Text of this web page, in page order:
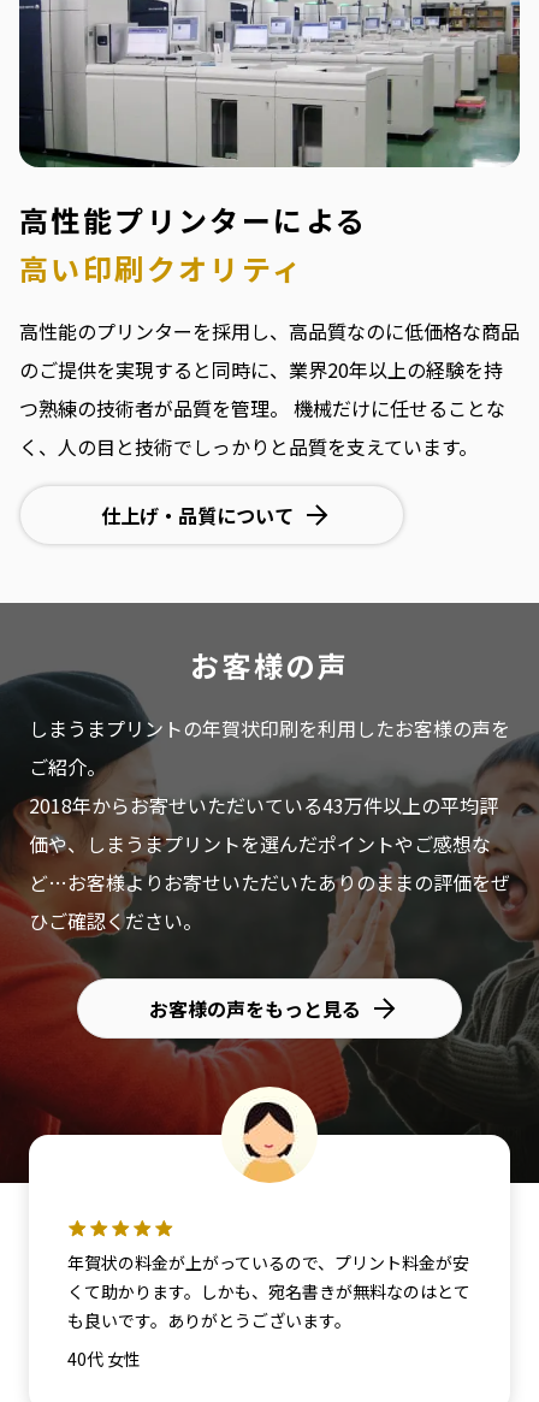
高性能プリンターによる
高い印刷クオリティ
高性能のプリンターを採用し、高品質なのに低価格な商品
のご提供を実現すると同時に、業界20年以上の経験を持
つ熟練の技術者が品質を管理。 機械だけに任せることな
く、人の目と技術でしっかりと品質を支えています。
仕上げ・品質について
お客様の声
しまうまプリントの年賀状印刷を利用したお客様の声を
ご紹介。
2018年からお寄せいただいている43万件以上の平均評
価や、しまうまプリントを選んだポイントやご感想な
ど…お客様よりお寄せいただいたありのままの評価をぜ
ひご確認ください。
お客様の声をもっと見る
年賀状の料金が上がっているので、プリント料金が安
くて助かります。しかも、宛名書きが無料なのはとて
も良いです。ありがとうございます。
40代 女性